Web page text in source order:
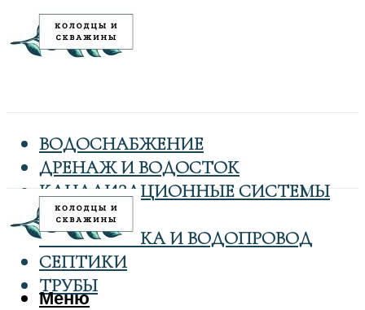
ВОДОСНАБЖЕНИЕ
ДРЕНАЖ И ВОДОСТОК
КАНАЛИЗАЦИОННЫЕ СИСТЕМЫ
КОЛОДЦЫ
САНТЕХНИКА И ВОДОПРОВОД
СЕПТИКИ
ТРУБЫ
Меню